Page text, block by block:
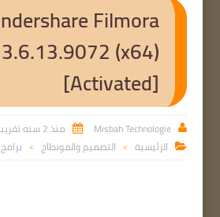
Filmora
(x64)
[Activated]

Misbah Technologie
 منذ 2 سنه تقريبا
 الرئيسية > التصميم والمونطاج >